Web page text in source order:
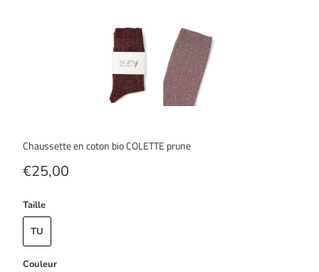
Chaussette en coton bio COLETTE prune
€25,00
Taille
TU
Couleur